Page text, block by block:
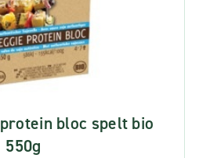
bloc spelt bio
550g